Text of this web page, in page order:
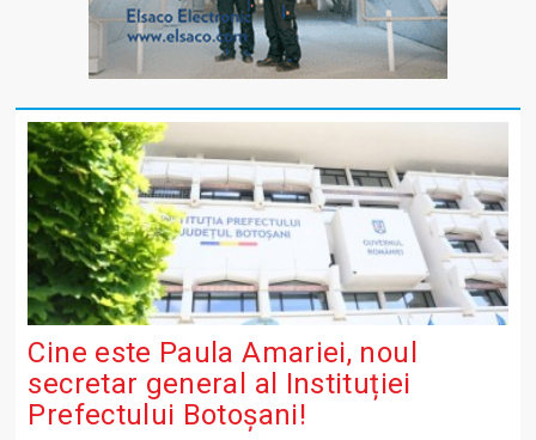
Cine este Paula Amariei, noul
secretar general al Instituției
Prefectului Botoșani!